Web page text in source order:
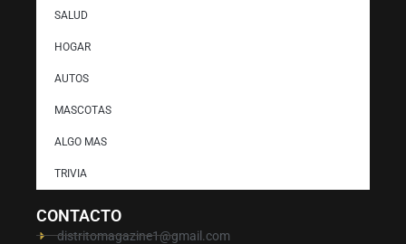
SALUD
HOGAR
AUTOS
MASCOTAS
ALGO MAS
TRIVIA
CONTACTO
distritomagazine1@gmail.com